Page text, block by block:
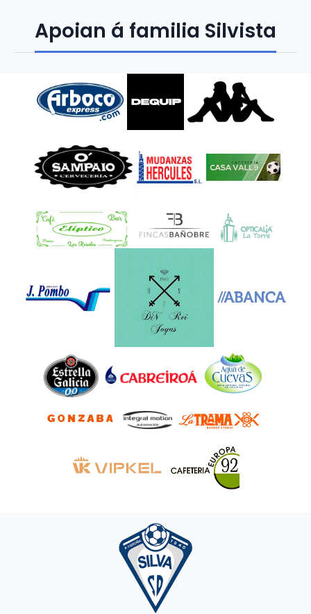
Apoian á familia Silvista